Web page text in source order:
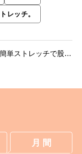
レッチ。
単ストレッチで股関
月 間